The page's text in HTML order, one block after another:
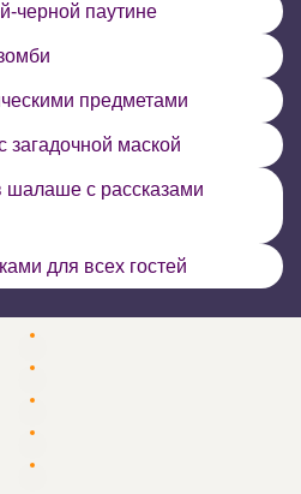
черной паутине
предметами
маской
шалаше с рассказами
для всех гостей